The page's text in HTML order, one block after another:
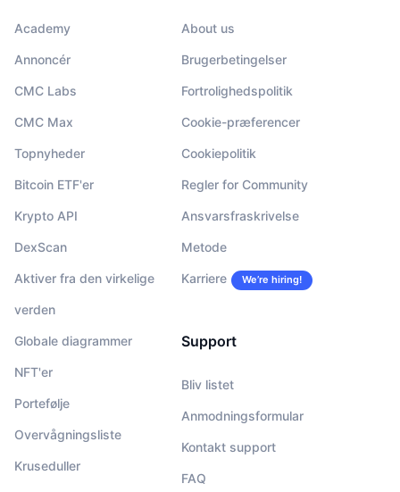
Academy
Annoncér
CMC Labs
CMC Max
Topnyheder
Bitcoin ETF'er
Krypto API
DexScan
Aktiver fra den virkelige
verden
Globale diagrammer
NFT'er
Portefølje
Overvågningsliste
Kruseduller
About us
Brugerbetingelser
Fortrolighedspolitik
Cookie-præferencer
Cookiepolitik
Regler for Community
Ansvarsfraskrivelse
Metode
Karriere We’re hiring!
Support
Bliv listet
Anmodningsformular
Kontakt support
FAQ